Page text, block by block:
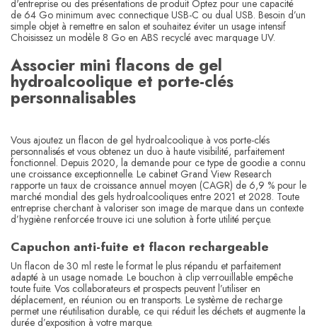
d'entreprise ou des présentations de produit Optez pour une capacité
de 64 Go minimum avec connectique USB-C ou dual USB. Besoin d’un
simple objet à remettre en salon et souhaitez éviter un usage intensif
Choisissez un modèle 8 Go en ABS recyclé avec marquage UV.
Associer mini flacons de gel
hydroalcoolique et porte-clés
personnalisables
Vous ajoutez un flacon de gel hydroalcoolique à vos porte-clés
personnalisés et vous obtenez un duo à haute visibilité, parfaitement
fonctionnel. Depuis 2020, la demande pour ce type de goodie a connu
une croissance exceptionnelle. Le cabinet Grand View Research
rapporte un taux de croissance annuel moyen (CAGR) de 6,9 % pour le
marché mondial des gels hydroalcooliques entre 2021 et 2028. Toute
entreprise cherchant à valoriser son image de marque dans un contexte
d’hygiène renforcée trouve ici une solution à forte utilité perçue.
Capuchon anti-fuite et flacon rechargeable
Un flacon de 30 ml reste le format le plus répandu et parfaitement
adapté à un usage nomade. Le bouchon à clip verrouillable empêche
toute fuite. Vos collaborateurs et prospects peuvent l’utiliser en
déplacement, en réunion ou en transports. Le système de recharge
permet une réutilisation durable, ce qui réduit les déchets et augmente la
durée d’exposition à votre marque.